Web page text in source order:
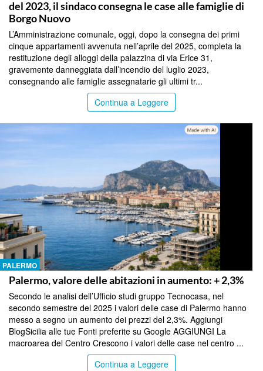
del 2023, il sindaco consegna le case alle famiglie di
Borgo Nuovo
L’Amministrazione comunale, oggi, dopo la consegna dei primi
cinque appartamenti avvenuta nell’aprile del 2025, completa la
restituzione degli alloggi della palazzina di via Erice 31,
gravemente danneggiata dall’incendio del luglio 2023,
consegnando alle famiglie assegnatarie gli ultimi tr...
Continua a Leggere
PALERMO
Palermo, valore delle abitazioni in aumento: + 2,3%
Secondo le analisi dell’Ufficio studi gruppo Tecnocasa, nel
secondo semestre del 2025 i valori delle case di Palermo hanno
messo a segno un aumento dei prezzi del 2,3%. Aggiungi
BlogSicilia alle tue Fonti preferite su Google AGGIUNGI La
macroarea del Centro Crescono i valori delle case nel centro ...
Continua a Leggere